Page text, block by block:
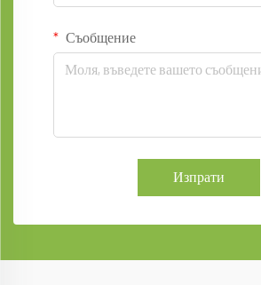
Съобщение
Изпрати